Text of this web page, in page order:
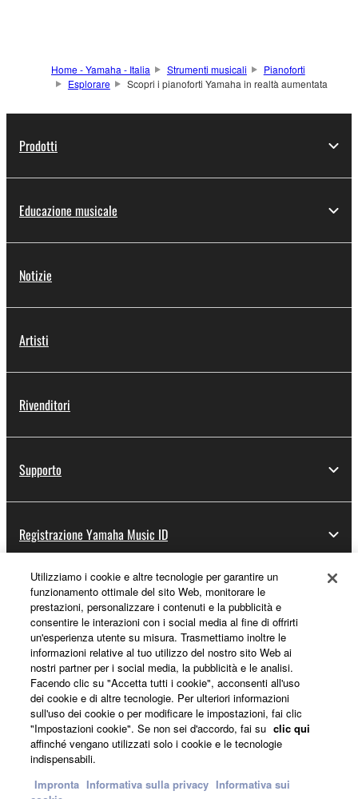
Home - Yamaha - Italia Strumenti musicali
Pianoforti
Esplorare
Scopri i pianoforti Yamaha in realtà aumentata
Prodotti
Educazione musicale
Notizie
Artisti
Rivenditori
Supporto
Registrazione Yamaha Music ID
Informazioni su Yamaha
Italia - Italian
Affari
Utilizziamo i cookie e altre tecnologie per garantire un
funzionamento ottimale del sito Web, monitorare le
prestazioni, personalizzare i contenuti e la pubblicità e
consentire le interazioni con i social media al fine di offrirti
un'esperienza utente su misura. Trasmettiamo inoltre le
informazioni relative al tuo utilizzo del nostro sito Web ai
nostri partner per i social media, la pubblicità e le analisi.
Facendo clic su "Accetta tutti i cookie", acconsenti all'uso
dei cookie e di altre tecnologie. Per ulteriori informazioni
sull'uso dei cookie o per modificare le impostazioni, fai clic
"Impostazioni cookie". Se non sei d'accordo, fai su clic qui
affinché vengano utilizzati solo i cookie e le tecnologie
indispensabili.
Impronta Informativa sulla privacy Informativa sui